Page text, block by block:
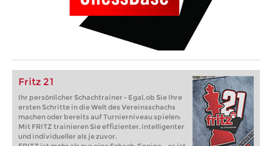
Fritz 21
Ihr persönlicher Schachtrainer - Egal, ob Sie Ihre
ersten Schritte in die Welt des Vereinsschachs
machen oder bereits auf Turnierniveau spielen:
Mit FRITZ trainieren Sie effizienter, intelligenter
und individueller als je zuvor.